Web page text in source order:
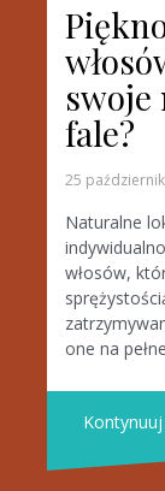
fale?
25
Naturalne
włosów,
one na